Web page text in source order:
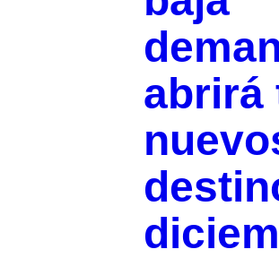
abrirá